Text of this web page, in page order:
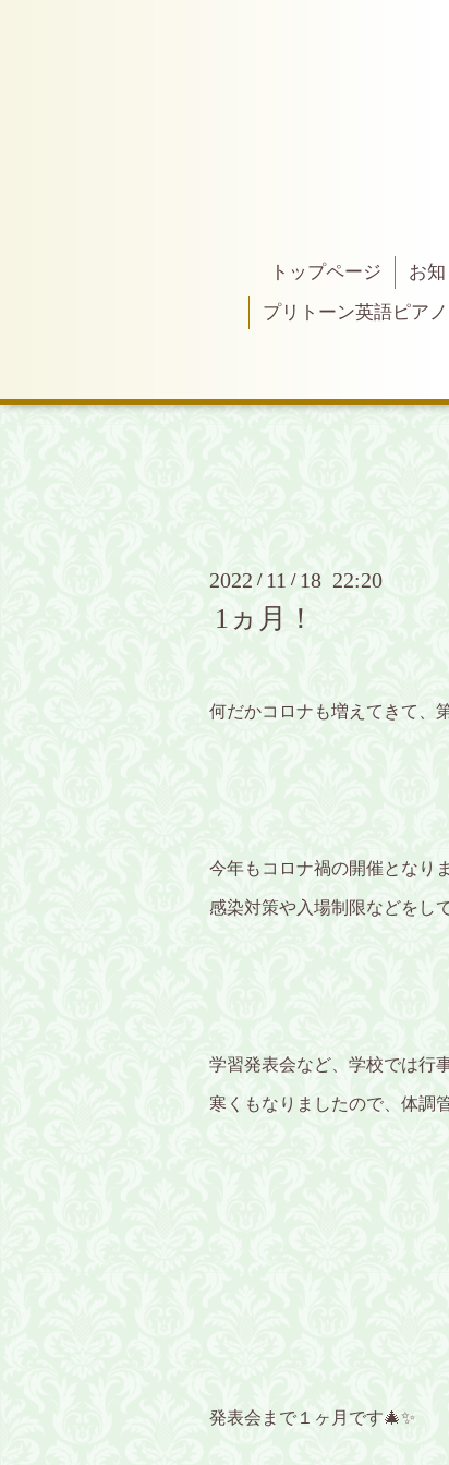
トップページ お
プリトーン英語ピア
2022 / 11 / 18 22:20
1ヵ月！
何だかコロナも増えてきて、
今年もコロナ禍の開催となり
感染対策や入場制限などをし
学習発表会など、学校では行
寒くもなりましたので、体調
発表会まで１ヶ月です🎄✨